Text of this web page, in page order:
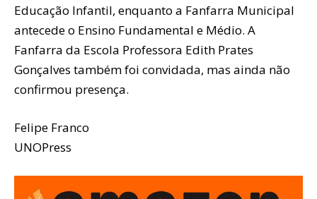
Educação Infantil, enquanto a Fanfarra Municipal
antecede o Ensino Fundamental e Médio. A
Fanfarra da Escola Professora Edith Prates
Gonçalves também foi convidada, mas ainda não
confirmou presença.
Felipe Franco
UNOPress